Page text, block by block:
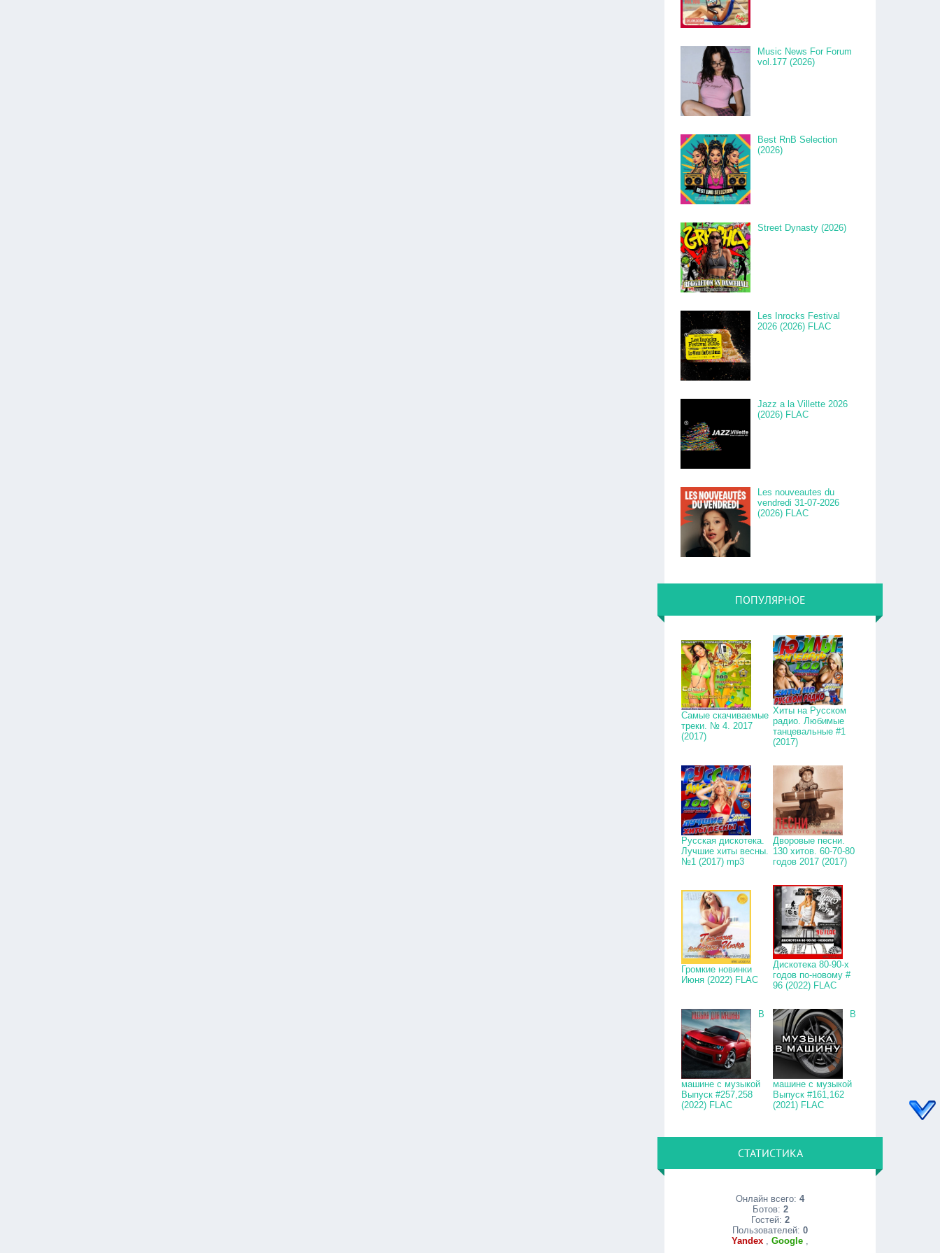
Music News For Forum
vol.177 (2026)
Best RnB Selection
(2026)
Street Dynasty (2026)
Les Inrocks Festival
2026 (2026) FLAC
Jazz a la Villette 2026
(2026) FLAC
Les nouveautes du
vendredi 31-07-2026
(2026) FLAC
ПОПУЛЯРНОЕ
Самые скачиваемые
треки. № 4. 2017
(2017)
Хиты на Русском
радио. Любимые
танцевальные #1
(2017)
Русская дискотека.
Лучшие хиты весны.
№1 (2017) mp3
Дворовые песни.
130 хитов. 60-70-80
годов 2017 (2017)
Громкие новинки
Июня (2022) FLAC
Дискотека 80-90-х
годов по-новому #
96 (2022) FLAC
В
машине с музыкой
Выпуск #257,258
(2022) FLAC
В
машине с музыкой
Выпуск #161,162
(2021) FLAC
СТАТИСТИКА
Онлайн всего:4
Ботов: 2
Гостей: 2
Пользователей:0
Yandex ,Google ,